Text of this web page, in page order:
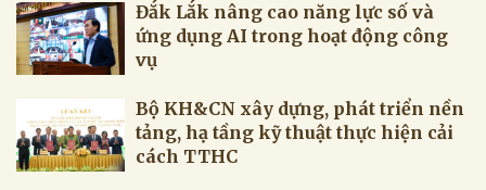
Đắk Lắk nâng cao năng lực số và
ứng dụng AI trong hoạt động công
vụ
Bộ KH&CN xây dựng, phát triển nền
tảng, hạ tầng kỹ thuật thực hiện cải
cách TTHC